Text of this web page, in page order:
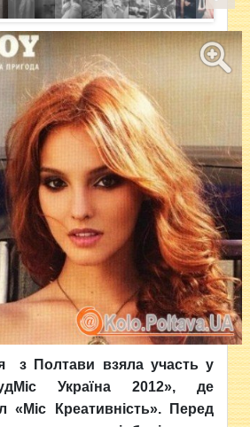
з Полтави взяла участь у
Україна 2012», де
«Міс Креативність».
Перед